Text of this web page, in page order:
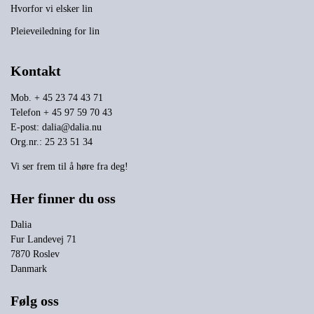
Hvorfor vi elsker lin
Pleieveiledning for lin
Kontakt
Mob. + 45 23 74 43 71
Telefon + 45 97 59 70 43
E-post: dalia@dalia.nu
Org.nr.: 25 23 51 34
Vi ser frem til å høre fra deg!
Her finner du oss
Dalia
Fur Landevej 71
7870 Roslev
Danmark
Følg oss